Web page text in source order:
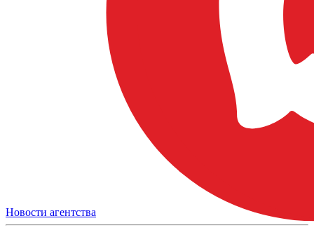
Новости агентства